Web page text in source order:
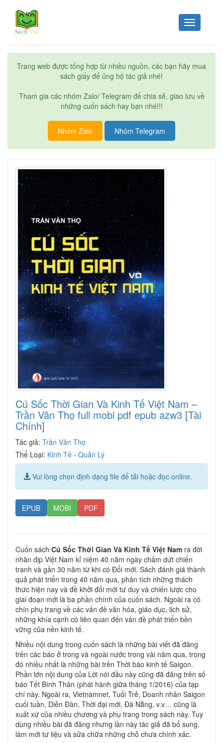
Toggle
navigation
Trang web được tổng hợp từ nhiều nguồn, các bạn hãy mua
sách giấy để ủng hộ tác giả nhé!
Tham gia các nhóm Zalo/ Telegram để chia sẻ, giao lưu về
những cuốn sách hay bạn nhé!!!
Nhóm Zalo Nhóm Telegram
Cú Sốc Thời Gian Và Kinh Tế Việt Nam –
Trần Văn Thọ full mobi pdf epub azw3 [Tài
Chính]
Tác giả: Trần Văn Thọ
Thể Loại: Kinh Tế - Quản Lý
Vui lòng chọn định dạng file để tải hoặc đọc online.
EPUB MOBI PDF
Cuốn sách Cú Sốc Thời Gian Và Kinh Tế Việt Nam ra đời
nhân dịp Việt Nam kỉ niệm 40 năm ngày chấm dứt chiến
tranh và gần 30 năm từ khi có Đổi mới. Sách đánh giá thành
quả phát triển trong 40 năm qua, phân tích những thách
thức hiện nay và đề khởi đổi mới tư duy và chiến lược cho
giai đoạn mới là ba phần chính của cuốn sách. Ngoài ra có
chín phụ trang về các vấn đề văn hóa, giáo dục, lịch sử,
những khía cạnh có liên quan đến vấn đề phát triển bền
vững của nền kinh tế.
Nhiều nội dung trong cuốn sách là những bài viết đã đăng
trên các báo ở trong và ngoài nước trong vài năm qua, trong
đó nhiều nhất là những bài trên Thời báo kinh tế Saigon.
Phần lớn nội dung của Lời nói đầu này cũng đã đăng trên số
báo Tết Bính Thân (phát hành giữa tháng 1/2016) của tạp
chí này. Ngoài ra, Vietnamnet, Tuổi Trẻ, Doanh nhân Saigon
cuối tuần, Diễn Đàn, Thời đại mới, Đà Nẵng, v.v… cũng là
xuất xứ của nhiều chương và phụ trang trong sách này. Tuy
dùng nhiều bài đã đăng nhưng lần này tác giả đã bổ sung,
làm mới tư liệu và sửa chữa những chỗ chưa chính xác.